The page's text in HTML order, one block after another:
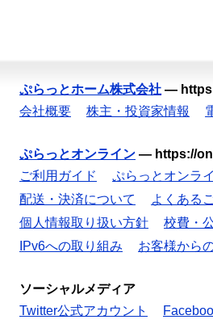
ぷらっとホーム株式会社 —
会社概要
株主・投資家情報
ぷらっとオンライン — https://
ご利用ガイド
ぷらっとオンラ
配送・決済について
よくある
個人情報取り扱い方針
校費・
IPv6への取り組み
お客様から
ソーシャルメディア
Twitter公式アカウント